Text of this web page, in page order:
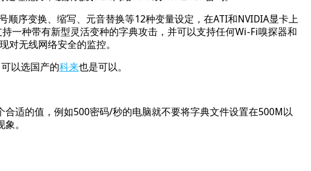
顺序变换、缩写、元音替换等12种变量设定，在ATI和NVIDIA显卡上
一种带有新型灵活变种的字典攻击，并可以支持任何Wi-Fi嗅探器和
对无线网络安全的监控。
以选国产的科来也是可以。
适的值，例如500密码/秒的电脑就不要将字典文件设置在500M以
。